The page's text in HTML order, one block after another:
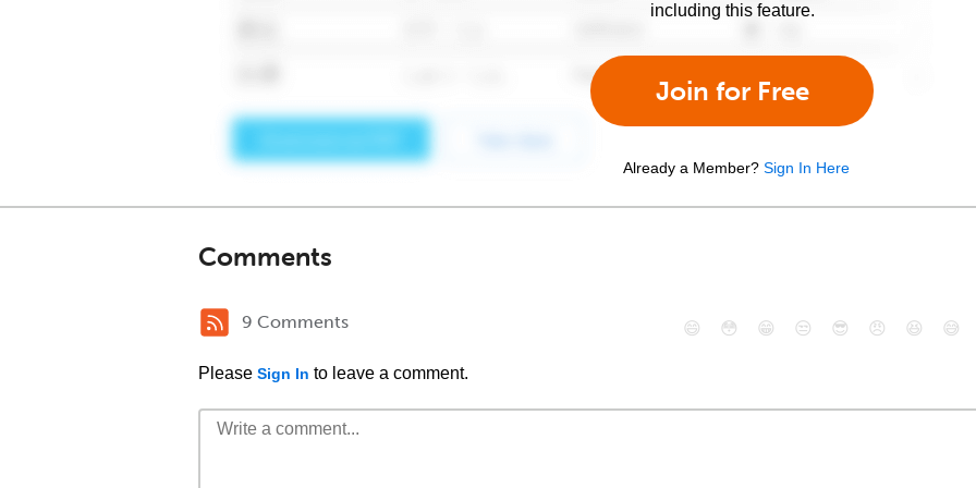
including this feature.
Join for Free
Already a Member? Sign In Here
Comments
9 Comments
Please Sign In to leave a comment.
😄 😳 😁 😒 😎 😠 😆 😅